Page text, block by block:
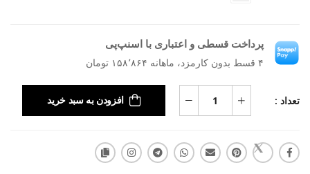
پرداخت قسطی و اعتباری با اسنپ‌پی
۴ قسط بدون کارمزد، ماهانه ۱۵۸٬۸۶۴ تومان
تعداد : افزودن به سبد خرید